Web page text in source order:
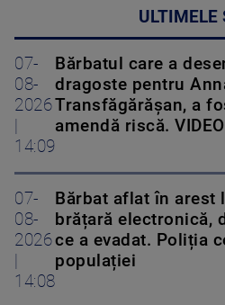
ULTIMELE
07-
08-
2026
14:09
Bărbatul care a
dragoste pentru
Transfăgărăşan, a
amendă riscă. VIDEO
07-
08-
2026
14:08
Bărbat aflat în arest
brățară electronică,
ce a evadat. Poliția
populației